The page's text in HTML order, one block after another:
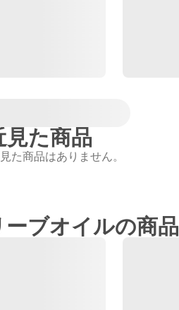
見た商品
た商品はありません。
ーブオイルの商品